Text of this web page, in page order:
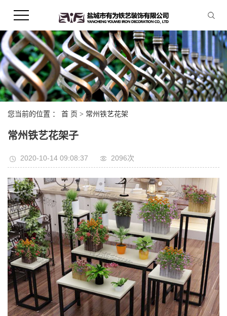
您当前的位置 ： 首 页 > 常州铁艺花架
常州铁艺花架子
2020-10-14 09:08:37 2096次